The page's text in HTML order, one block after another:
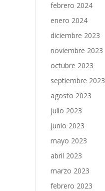
febrero 2024
enero 2024
diciembre 2023
noviembre 2023
octubre 2023
septiembre 2023
agosto 2023
julio 2023
junio 2023
mayo 2023
abril 2023
marzo 2023
febrero 2023